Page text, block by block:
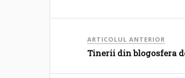
ARTICOLUL ANTERIOR
Tinerii din blogosfera